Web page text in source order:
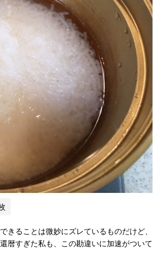
きることは微妙にズレているものだけど、
暦すぎた私も、この勘違いに加速がついて